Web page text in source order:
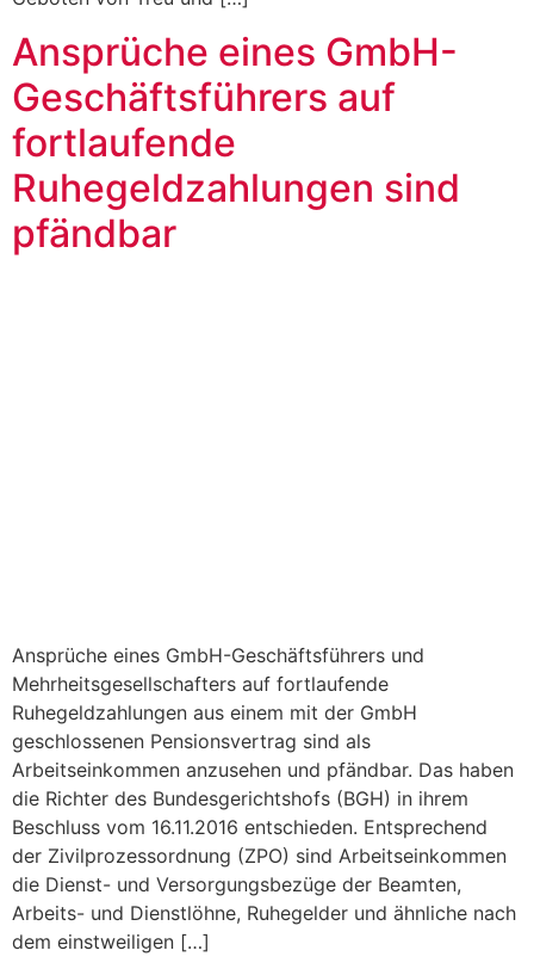
Ansprüche eines GmbH-
Geschäftsführers auf
fortlaufende
Ruhegeldzahlungen sind
pfändbar
Ansprüche eines GmbH-Geschäftsführers und
Mehrheitsgesellschafters auf fortlaufende
Ruhegeldzahlungen aus einem mit der GmbH
geschlossenen Pensionsvertrag sind als
Arbeitseinkommen anzusehen und pfändbar. Das haben
die Richter des Bundesgerichtshofs (BGH) in ihrem
Beschluss vom 16.11.2016 entschieden. Entsprechend
der Zivilprozessordnung (ZPO) sind Arbeitseinkommen
die Dienst- und Versorgungsbezüge der Beamten,
Arbeits- und Dienstlöhne, Ruhegelder und ähnliche nach
dem einstweiligen […]